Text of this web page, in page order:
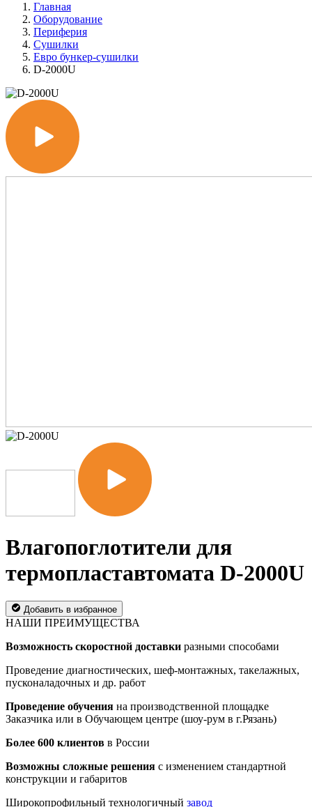
Главная
Оборудование
Периферия
Сушилки
Евро бункер-сушилки
D-2000U
Влагопоглотители для
термопластавтомата D-2000U
Добавить в избранное
НАШИ ПРЕИМУЩЕСТВА
Возможность скоростной доставки разными способами
Проведение диагностических, шеф-монтажных, такелажных,
пусконаладочных и др. работ
Проведение обучения на производственной площадке
Заказчика или в Обучающем центре (шоу-рум в г.Рязань)
Более 600 клиентов в России
Возможны сложные решения с изменением стандартной
конструкции и габаритов
Широкопрофильный технологичный завод